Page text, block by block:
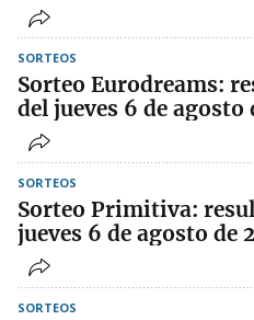
SORTEOS
Sorteo Eurodreams:
del jueves 6 de agosto
SORTEOS
Sorteo Primitiva:
jueves 6 de agosto de
SORTEOS